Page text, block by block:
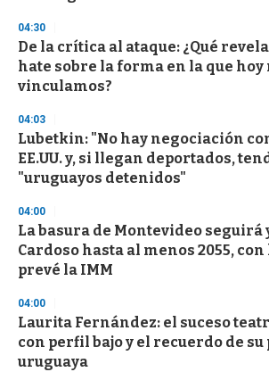
04:30
De la crítica al ataque: ¿Qué
hate sobre la forma en la que hoy
vinculamos?
04:03
Lubetkin: "No hay negociación
EE.UU. y, si llegan deportados,
"uruguayos detenidos"
04:00
La basura de Montevideo seguirá
Cardoso hasta al menos 2055,
prevé la IMM
04:00
Laurita Fernández: el suceso
con perfil bajo y el recuerdo de su
uruguaya